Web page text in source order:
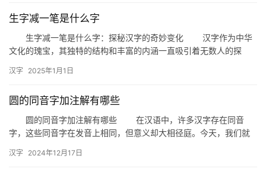
生字减一笔是什么字
生字减一笔是什么字：探秘汉字的奇妙变化 汉字作为中华
文化的瑰宝，其独特的结构和丰富的内涵一直吸引着无数人的探
字”。…
汉字 2025年1月1日
圆的同音字加注解有哪些
圆的同音字加注解有哪些 在汉语中，许多汉字存在同音
字，这些同音字在发音上相同，但意义却大相径庭。今天，我们就
…
汉字 2024年12月17日